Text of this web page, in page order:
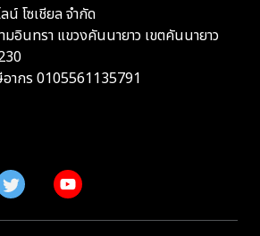
โซเชียล จำกัด
อินทรา แขวงคันนายาว เขตคันนายาว
อากร 0105561135791